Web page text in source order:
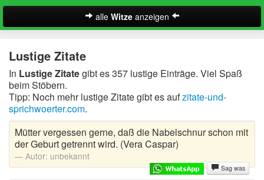
alle Witzeanzeigen
A-Klasse Witze
Akademiker Witze
Al Bundy Sprüche
Alle Kinder Sprüche
Anrufbeantworter Ansagen
Lustige Zitate
In Lustige Zitategibt es 357 lustige Einträge. Viel Spaß
beim Stöbern.
Tipp: Noch mehr lustige Zitate gibt es aufzitate-und-
sprichwoerter.com.
Mütter vergessen gerne, daß die Nabelschnur schon mit
der Geburt getrennt wird. (Vera Caspar)
Autor: unbekannt
Sag was